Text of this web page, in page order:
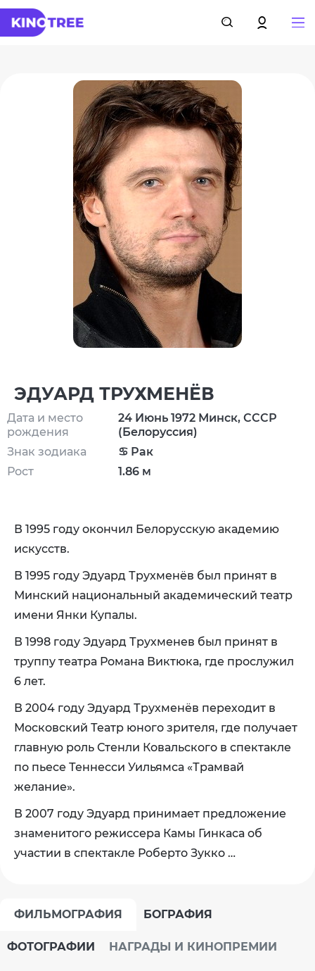
ЭДУАРД ТРУХМЕНЁВ
Дата и место
рождения
Знак зодиака
Рост
24 Июнь 1972 Минск, СССР
(Белоруссия)
♋ Рак
1.86 м
В 1995 году окончил Белорусскую академию
искусств.
В 1995 году Эдуард Трухменёв был принят в
Минский национальный академический театр
имени Янки Купалы.
В 1998 году Эдуард Трухменев был принят в
труппу театра Романа Виктюка, где прослужил
6 лет.
В 2004 году Эдуард Трухменёв переходит в
Московский Театр юного зрителя, где получает
главную роль Стенли Ковальского в спектакле
по пьесе Теннесси Уильямса «Трамвай
желание».
В 2007 году Эдуард принимает предложение
знаменитого режиссера Камы Гинкаса об
участии в спектакле Роберто Зукко …
ФИЛЬМОГРАФИЯ БОГРАФИЯ
ФОТОГРАФИИ НАГРАДЫ И КИНОПРЕМИИ